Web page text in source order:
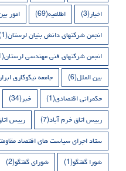
اخبار(3) اطلاعیه(69) امور
انجمن شرکتهای دانش بنیان لرستان(1)
انجمن شرکتهای فنی مهندسی لرستان(1)
بین الملل(6) جامعه نیکوکاری
حکمرانی اقتصادی(1) خبر(34)
رییس اتاق خرم آباد(7) رییس
ستاد اجرای سیاست های اقتصاد
شورا گفتگو(1) شورای گفتگو(2)